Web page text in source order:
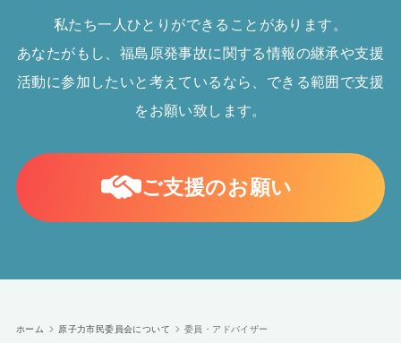
私たち一人ひとりができることがあります。
あなたがもし、福島原発事故に関する情報の継承や支援
活動に参加したいと考えているなら、できる範囲で支援
をお願い致します。
ご支援のお願い
ホーム 原子力市民委員会について 委員・アドバイザー